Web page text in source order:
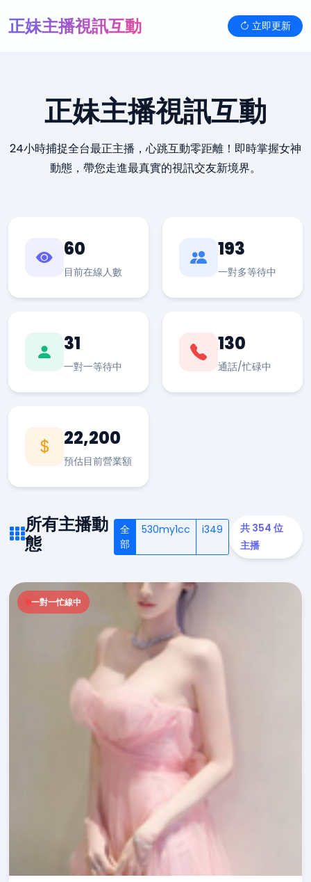
正妹主播視訊互動 立即更新
正妹主播視訊互動
24小時捕捉全台最正主播，心跳互動零距離！即時掌握女神
動態，帶您走進最真實的視訊交友新境界。
60
目前在線人數
193
一對多等待中
31
一對一等待中
130
通話/忙碌中
22,200
預估目前營業額
所有主播動
態
全
部
530my1cc i349
共 354 位
主播
一對一忙線中